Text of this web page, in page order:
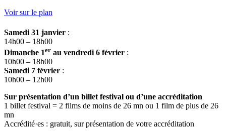
Voir sur le plan
Samedi 31 janvier :
14h00 – 18h00
Dimanche 1er au vendredi 6 février :
10h00 – 18h00
Samedi 7 février :
10h00 – 12h00
Sur présentation d’un billet festival ou d’une accréditation
1 billet festival = 2 films de moins de 26 mn ou 1 film de plus de 26
mn
Accrédité·es : gratuit, sur présentation de votre accréditation